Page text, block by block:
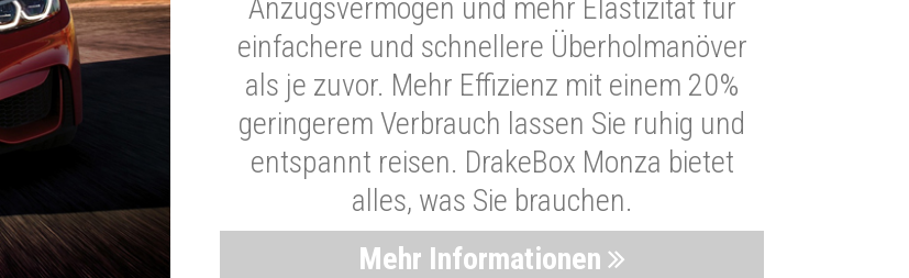
Anzugsvermögen und mehr Elastizität für
einfachere und schnellere Überholmanöver
als je zuvor. Mehr Effizienz mit einem 20%
geringerem Verbrauch lassen Sie ruhig und
entspannt reisen. DrakeBox Monza bietet
alles, was Sie brauchen.
Mehr Informationen